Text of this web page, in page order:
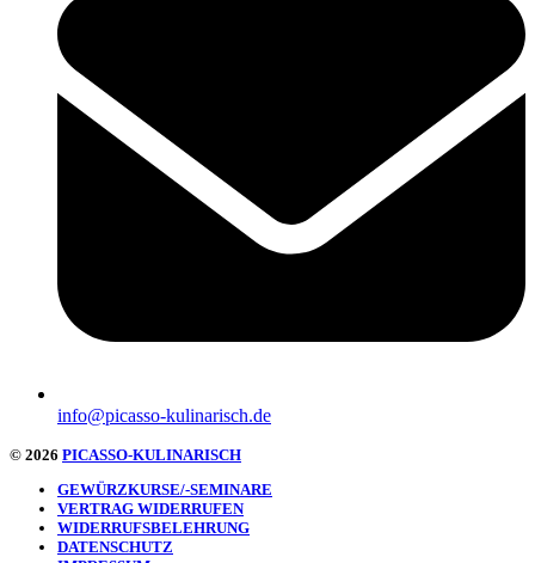
info@picasso-kulinarisch.de
© 2026 PICASSO-KULINARISCH
GEWÜRZKURSE/-SEMINARE
VERTRAG WIDERRUFEN
WIDERRUFSBELEHRUNG
DATENSCHUTZ